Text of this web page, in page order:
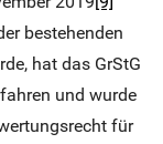
bestehenden
hat das GrStG
und wurde
für